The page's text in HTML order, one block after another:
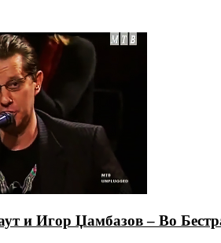
и Игор Џамбазов – Во